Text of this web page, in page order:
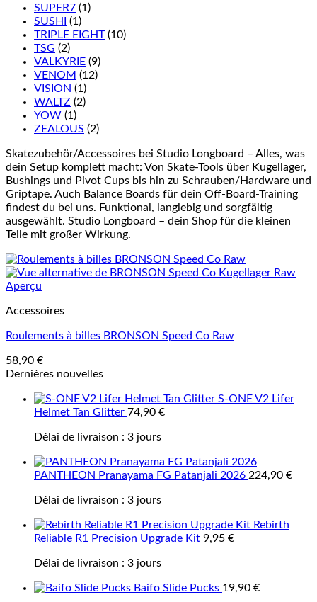
SUPER7 (1)
SUSHI
(1)
TRIPLE EIGHT (10)
TSG (2)
VALKYRIE (9)
VENOM (12)
VISION (1)
WALTZ (2)
YOW (1)
ZEALOUS (2)
Skatezubehör/Accessoires bei Studio Longboard – Alles, was
dein Setup komplett macht: Von Skate-Tools über Kugellager,
Bushings und Pivot Cups bis hin zu Schrauben/Hardware und
Griptape. Auch Balance Boards für dein Off-Board-Training
findest du bei uns. Funktional, langlebig und sorgfältig
ausgewählt. Studio Longboard – dein Shop für die kleinen
Teile mit großer Wirkung.
Aperçu
Accessoires
Roulements à billes BRONSON Speed Co Raw
58,90 €
Dernières nouvelles
S-ONE V2 Lifer
Helmet Tan Glitter 74,90 €
Délai de livraison : 3 jours
PANTHEON Pranayama FG Patanjali 2026 224,90 €
Délai de livraison : 3 jours
Rebirth
Reliable R1 Precision Upgrade Kit 9,95 €
Délai de livraison : 3 jours
Baifo Slide Pucks 19,90 €